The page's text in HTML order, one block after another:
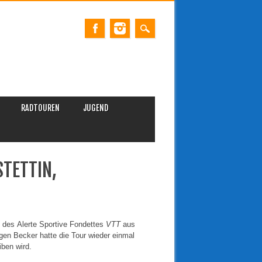
RADTOUREN JUGEND
des Alerte Sportive Fondettes VTTaus
Becker hatte die Tour wieder einmal
wird.